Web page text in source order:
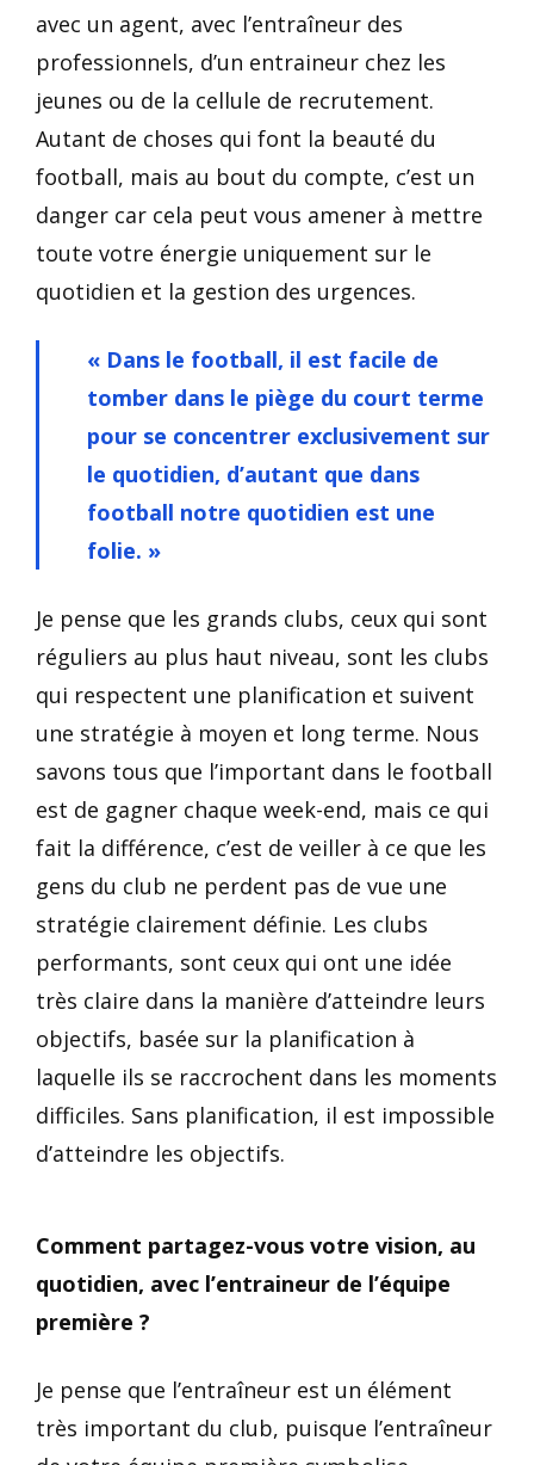
avec un agent, avec l’entraîneur des
professionnels, d’un entraineur chez les
jeunes ou de la cellule de recrutement.
Autant de choses qui font la beauté du
football, mais au bout du compte, c’est un
danger car cela peut vous amener à mettre
toute votre énergie uniquement sur le
quotidien et la gestion des urgences.
« Dans le football, il est facile de
tomber dans le piège du court terme
pour se concentrer exclusivement sur
le quotidien, d’autant que dans
football notre quotidien est une
folie. »
Je pense que les grands clubs, ceux qui sont
réguliers au plus haut niveau, sont les clubs
qui respectent une planification et suivent
une stratégie à moyen et long terme. Nous
savons tous que l’important dans le football
est de gagner chaque week-end, mais ce qui
fait la différence, c’est de veiller à ce que les
gens du club ne perdent pas de vue une
stratégie clairement définie. Les clubs
performants, sont ceux qui ont une idée
très claire dans la manière d’atteindre leurs
objectifs, basée sur la planification à
laquelle ils se raccrochent dans les moments
difficiles. Sans planification, il est impossible
d’atteindre les objectifs.
Comment partagez-vous votre vision, au
quotidien, avec l’entraineur de l’équipe
première ?
Je pense que l’entraîneur est un élément
très important du club, puisque l’entraîneur